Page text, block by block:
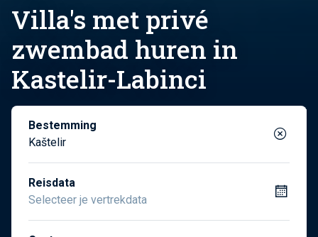
Villa's met privé
zwembad huren in
Kastelir-Labinci
Bestemming
Kaštelir
Reisdata